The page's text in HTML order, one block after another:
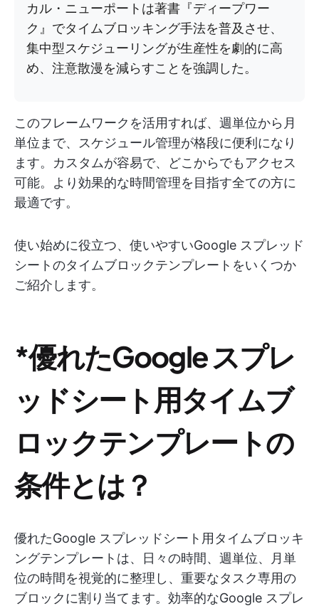
カル・ニューポートは著書『ディープワー
ク』でタイムブロッキング手法を普及させ、
集中型スケジューリングが生産性を劇的に高
め、注意散漫を減らすことを強調した。
このフレームワークを活用すれば、週単位から月
単位まで、スケジュール管理が格段に便利になり
ます。カスタムが容易で、どこからでもアクセス
可能。より効果的な時間管理を目指す全ての方に
最適です。
使い始めに役立つ、使いやすいGoogle スプレッド
シートのタイムブロックテンプレートをいくつか
ご紹介します。
*優れたGoogle スプレ
ッドシート用タイムブ
ロックテンプレートの
条件とは？
優れたGoogle スプレッドシート用タイムブロッキ
ングテンプレートは、日々の時間、週単位、月単
位の時間を視覚的に整理し、重要なタスク専用の
ブロックに割り当てます。効率的なGoogle スプレ